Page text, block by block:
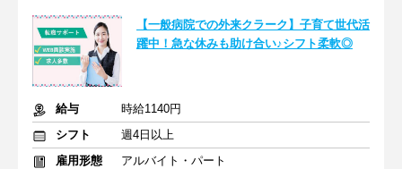
【一般病院での外来クラーク】子育て世代活
躍中！急な休みも助け合い♪シフト柔軟◎
給与
時給1140円
シフト
週4日以上
雇用形態
アルバイト・パート